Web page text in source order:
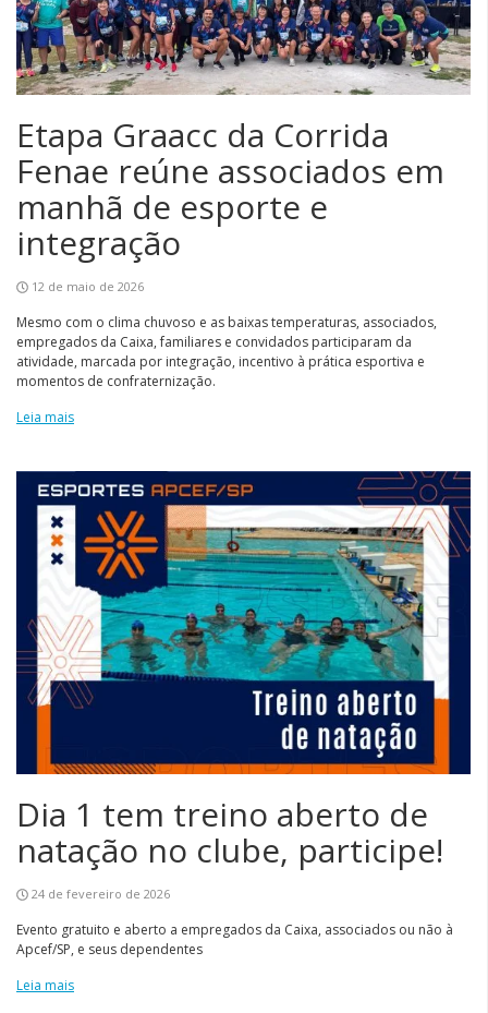
Etapa Graacc da Corrida
Fenae reúne associados em
manhã de esporte e
integração
12 de maio de 2026
Mesmo com o clima chuvoso e as baixas temperaturas, associados,
empregados da Caixa, familiares e convidados participaram da
atividade, marcada por integração, incentivo à prática esportiva e
momentos de confraternização.
Leia mais
Dia 1 tem treino aberto de
natação no clube, participe!
24 de fevereiro de 2026
Evento gratuito e aberto a empregados da Caixa, associados ou não à
Apcef/SP, e seus dependentes
Leia mais